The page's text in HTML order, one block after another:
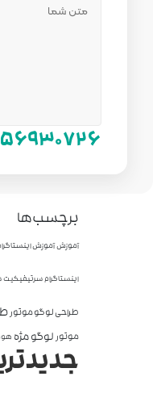
برچسب‌ها
آموزشآموزش
اینستاگرامسرتیفیکیت
طراحی لوگو موتور
موتورلوگو مژه